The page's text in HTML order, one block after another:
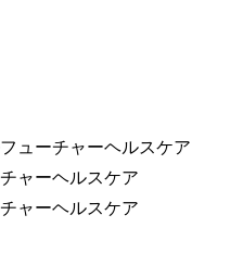
ューチャーヘルスケア
ャーヘルスケア
ャーヘルスケア